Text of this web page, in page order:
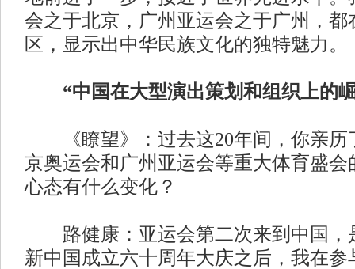
会之于北京，广州亚运会之于广州，都
区，显示出中华民族文化的独特魅力。
“中国在大型演出策划和组织上的
《瞭望》：过去这20年间，你亲历
京奥运会和广州亚运会等重大体育盛会
心态有什么变化？
路健康：亚运会第二次来到中国，
新中国成立六十周年大庆之后，我在参